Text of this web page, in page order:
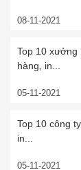
08-11-2021
Top 10 xưởng
hàng, in...
05-11-2021
Top 10 công
in...
05-11-2021